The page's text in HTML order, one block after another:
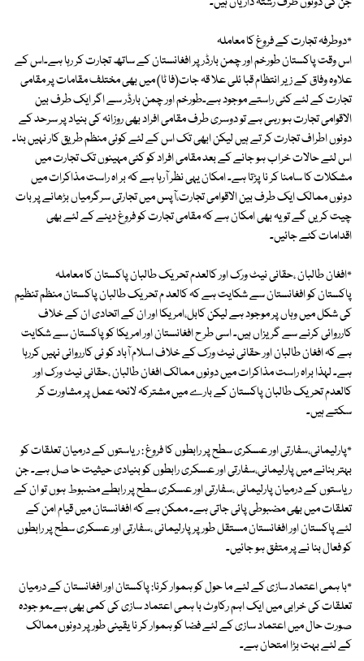
٭دوطرفہ تجارت کے فروغ کا معاملہ
اس وقت پاکستان طورخم اور چمن بارڈر پر افغانستان کے ساتھ تجارت کر رہا ہے۔اس کے
علاوہ وفاق کے زیر انتظام قبا ئلی علا قہ جات(فا ٹا) میں بھی مختلف مقامات پر مقامی
تجارت کے لئے کئی راستے موجود ہے۔طورخم اور چمن بارڈر سے اگر ایک طرف بین
الاقوامی تجارت ہو رہی ہے تو دوسری طرف مقامی افراد بھی روزانہ کی بنیاد پر سرحد کے
دونوں اطراف تجارت کر تے ہیں لیکن ابھی تک اس کے لئے کوئی منظم طریق کار نہیں بنا۔
اس لئے حالات خراب ہو جانے کے بعد مقامی افراد کو کئی مہینوں تک تجارت میں
مشکلات کا سامنا کر نا پڑتا ہے۔ امکان یہی نظر آرہا ہے کہ بر اہ راست مذاکرات میں
دونوں ممالک ایک طرف بین الاقوامی تجارت،آپس میں تجارتی سرگرمیاں بڑھانے پر بات
چیت کریں گے تو یہ بھی امکان ہے کہ مقامی تجارت کو فروغ دینے کے لئے بھی
اقدامات کئے جائیں۔
٭افغان طالبان ،حقانی نیٹ ورک اور کالعدم تحریک طالبان پاکستان کا معاملہ
پاکستان کو افغانستان سے شکایت ہے کہ کالعد م تحریک طالبان پاکستان منظم تنظیم
کی شکل میں وہاں پر موجود ہے لیکن کابل،امریکا اور ان کے اتحادی ان کے خلاف
کارروائی کرنے سے گریزاں ہیں۔ اسی طر ح افغانستان اور امریکا کو پاکستان سے شکایت
ہے کہ افغان طالبان اور حقانی نیٹ ورک کے خلاف اسلام آباد کو ئی کارروائی نہیں کررہا
ہے۔ لہذا براہ راست مذاکرات میں دونوں ممالک افغان طالبان ،حقانی نیٹ ورک اور
کالعدم تحریک طالبان پاکستان کے بارے میں مشترکہ لائحہ عمل پر مشاورت کر
سکتے ہیں۔
٭پارلیمانی،سفارتی اور عسکری سطح پر رابطوں کا فروغ : ریاستوں کے درمیان تعلقات کو
بہتر بنانے میں پارلیمانی،سفارتی اور عسکری رابطوں کو بنیادی حیثیت حا صل ہے۔ جن
ریاستوں کے درمیان پارلیمانی ،سفارتی اور عسکری سطح پر رابطے مضبوط ہوں تو ان کے
تعلقات میں بھی مضبوطی پائی جاتی ہے۔ ممکن ہے کہ افغانستان میں قیام امن کے
لئے پاکستان اور افغانستان مستقل طور پر پارلیمانی ،سفارتی اور عسکری سطح پر رابطوں
کو فعال بنا نے پر متفق ہو جائیں۔
٭با ہمی اعتماد سازی کے لئے ما حول کو ہموار کرنا: پاکستان اور افغانستان کے درمیان
تعلقات کی خرابی میں ایک اہم رکاوٹ با ہمی اعتماد سازی کی کمی بھی ہے۔مو جودہ
صورت حال میں اعتماد سازی کے لئے فضا کو ہموار کر نا یقینی طور پر دونوں ممالک
کے لئے بہت بڑا امتحان ہے۔